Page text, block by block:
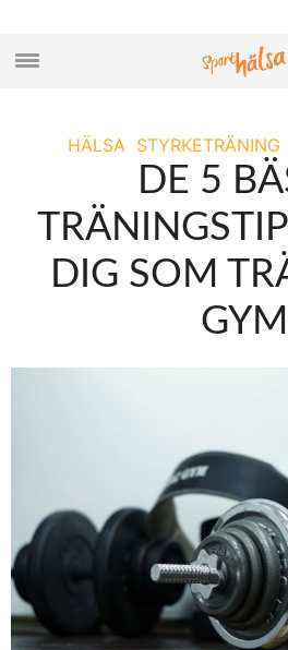
HÄLSA STYRKETRÄNING
DE 5
DIG SOM
GYM